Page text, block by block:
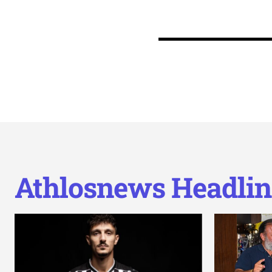
Athlosnews